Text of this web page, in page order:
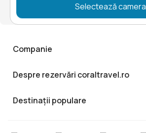
Selectează camera
Companie
Despre rezervări coraltravel.ro
Destinații populare